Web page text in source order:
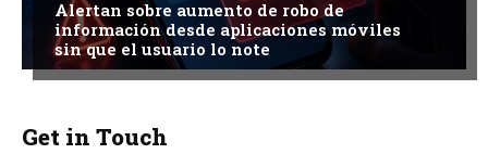
Alertan sobre aumento de robo de
información desde aplicaciones móviles
sin que el usuario lo note
Get in Touch